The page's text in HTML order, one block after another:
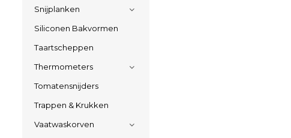
Snijplanken
Siliconen Bakvormen
Taartscheppen
Thermometers
Tomatensnijders
Trappen & Krukken
Vaatwaskorven